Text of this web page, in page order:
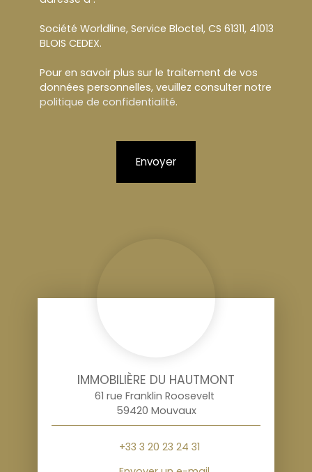
Société Worldline, Service Bloctel, CS 61311, 41013
BLOIS CEDEX.
Pour en savoir plus sur le traitement de vos
données personnelles, veuillez consulter notre
politique de confidentialité.
Envoyer
IMMOBILIÈRE DU HAUTMONT
61 rue Franklin Roosevelt
59420 Mouvaux
+33 3 20 23 24 31